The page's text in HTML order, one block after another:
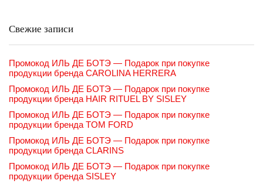
Свежие записи
Промокод ИЛЬ ДЕ БОТЭ — Подарок при покупке
продукции бренда CAROLINA HERRERA
Промокод ИЛЬ ДЕ БОТЭ — Подарок при покупке
продукции бренда HAIR RITUEL BY SISLEY
Промокод ИЛЬ ДЕ БОТЭ — Подарок при покупке
продукции бренда TOM FORD
Промокод ИЛЬ ДЕ БОТЭ — Подарок при покупке
продукции бренда CLARINS
Промокод ИЛЬ ДЕ БОТЭ — Подарок при покупке
продукции бренда SISLEY